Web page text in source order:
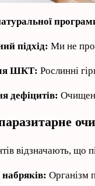
підхід: Ми не
ШКТ: Рослинні
дефіцитів:
відзначають,
Організм